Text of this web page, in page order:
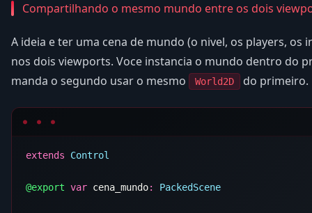
Compartilhando o mesmo mundo entre os dois
A ideia e ter uma cena de mundo (o nivel, os players, os
nos dois viewports. Voce instancia o mundo dentro do
manda o segundo usar o mesmo
World2D do primeiro.
extends
@export var cena_mundo: